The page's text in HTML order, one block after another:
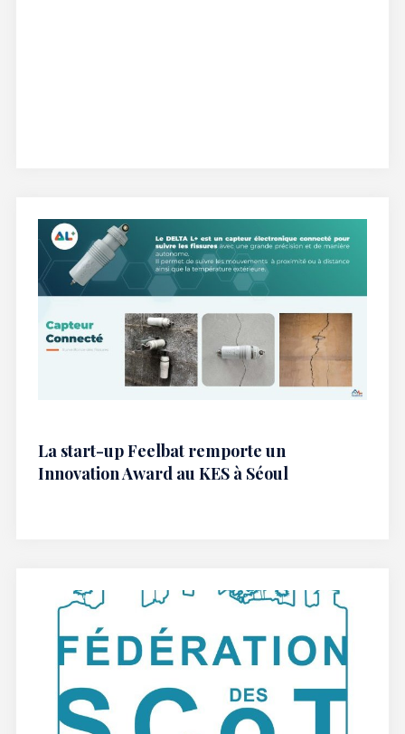
La start-up Feelbat remporte un
Innovation Award au KES à Séoul